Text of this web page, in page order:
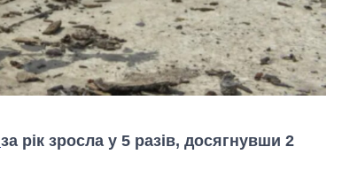
за рік зросла у 5 разів, досягнувши 2